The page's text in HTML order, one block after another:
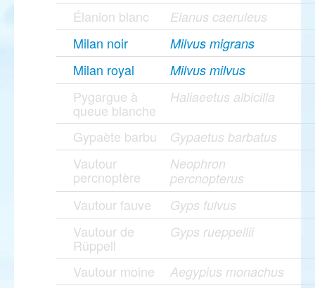
Élanion blanc Elanus caeruleus
Milan noir Milvus migrans
Milan royal Milvus milvus
Pygargue à
queue blanche
Haliaeetus albicilla
Gypaète barbu Gypaetus barbatus
Vautour
percnoptère
Neophron
percnopterus
Vautour fauve Gyps fulvus
Vautour de
Rüppell
Gyps rueppellii
Vautour moine Aegypius monachus